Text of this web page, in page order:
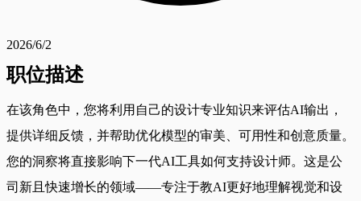
2026/6/2
职位描述
在该角色中，您将利用自己的设计专业知识来评估AI输出，
提供详细反馈，并帮助优化模型的审美、可用性和创意质量。
您的洞察将直接影响下一代AI工具如何支持设计师。这是公
司新且快速增长的领域——专注于教AI更好地理解视觉和设